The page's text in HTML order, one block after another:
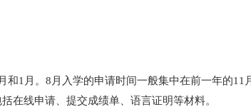
1月。8月入学的申请时间一般集中在前一年的
在线申请、提交成绩单、语言证明等材料。